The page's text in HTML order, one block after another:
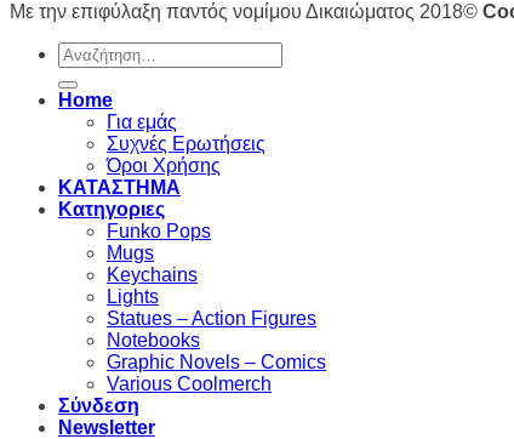
Με την επιφύλαξη παντός νομίμου Δικαιώματος 2018©
Αναζήτηση
για:
Home
Για εμάς
Συχνές Ερωτήσεις
Όροι Χρήσης
ΚΑΤΑΣΤΗΜΑ
Κατηγοριες
Funko Pops
Mugs
Keychains
Lights
Statues – Action Figures
Notebooks
Graphic Novels – Comics
Various Coolmerch
Σύνδεση
Newsletter